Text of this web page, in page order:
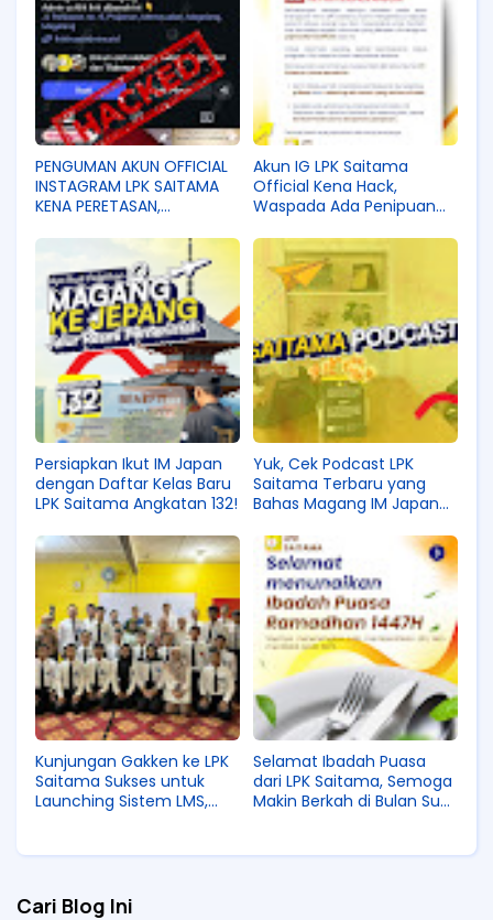
PENGUMAN AKUN OFFICIAL
INSTAGRAM LPK SAITAMA
KENA PERETASAN,
Akun IG LPK Saitama
Official Kena Hack,
Waspada Ada Penipuan
Saitama!
Persiapkan Ikut IM Japan
dengan Daftar Kelas Baru
LPK Saitama Angkatan 132!
Yuk, Cek Podcast LPK
Saitama Terbaru yang
Bahas Magang IM Japan
Kunjungan Gakken ke LPK
Saitama Sukses untuk
Launching Sistem LMS,
Selamat Ibadah Puasa
dari LPK Saitama, Semoga
Makin Berkah di Bulan Suci
Cari Blog Ini